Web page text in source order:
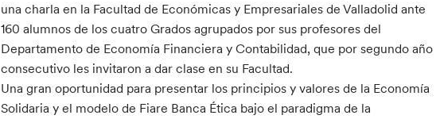
una charla en la Facultad de Económicas y Empresariales de Valladolid ante
160 alumnos de los cuatro Grados agrupados por sus profesores del
Departamento de Economía Financiera y Contabilidad, que por segundo año
consecutivo les invitaron a dar clase en su Facultad.
Una gran oportunidad para presentar los principios y valores de la Economía
Solidaria y el modelo de Fiare Banca Ética bajo el paradigma de la